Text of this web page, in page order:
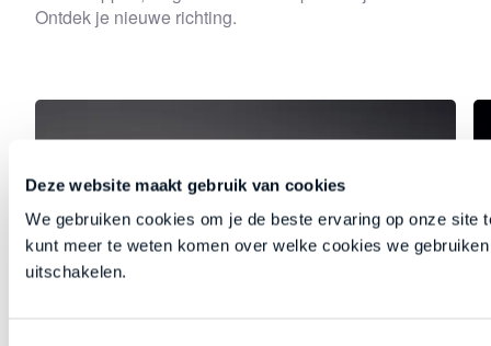
Deze website maakt gebruik van cookies
We gebruiken cookies om je de beste ervaring op onze site
kunt meer te weten komen over welke cookies we
uitschakelen.
Ontdek je nieuwe richting.